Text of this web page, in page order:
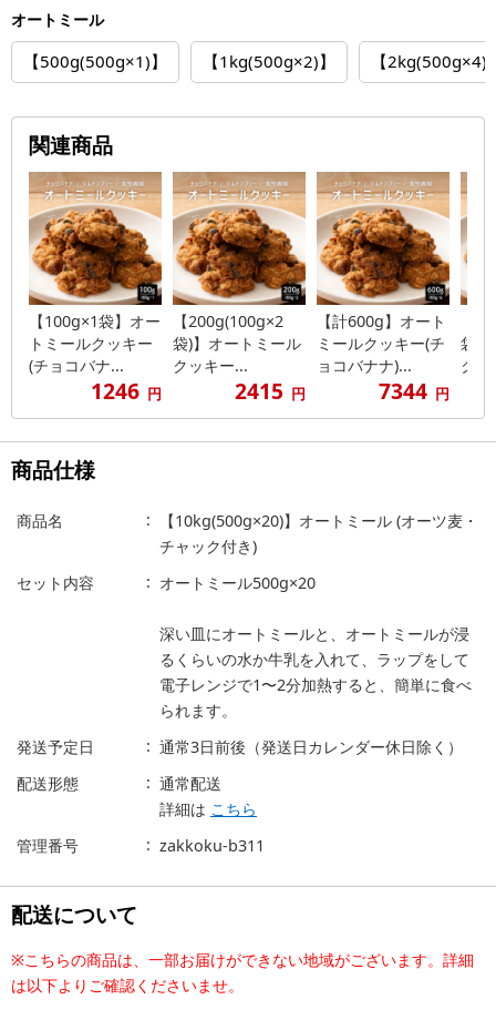
オートミール
【500g(500g×1)】 【1kg(500g×2)】 【2kg(500g×4)
関連商品
【100g×1袋】オー
トミールクッキー
(チョコバナ...
1246 円
【200g(100g×2
袋)】オートミール
クッキー...
2415 円
【計600g】オート
ミールクッキー(チ
ョコバナナ)...
7344 円
袋)
ク
商品仕様
商品名
【10kg(500g×20)】オートミール (オーツ麦・
チャック付き)
セット内容
オートミール500g×20
深い皿にオートミールと、オートミールが浸
るくらいの水か牛乳を入れて、ラップをして
電子レンジで1〜2分加熱すると、簡単に食べ
られます。
発送予定日
通常3日前後（発送日カレンダー休日除く）
配送形態
通常配送
詳細は こちら
管理番号
zakkoku-b311
配送について
※こちらの商品は、一部お届けができない地域がございます。詳細
は以下よりご確認くださいませ。